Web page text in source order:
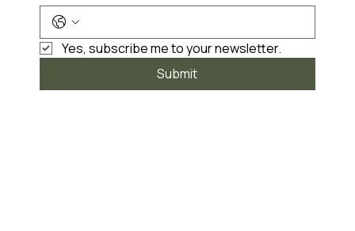
Yes, subscribe me to your newsletter.
Submit